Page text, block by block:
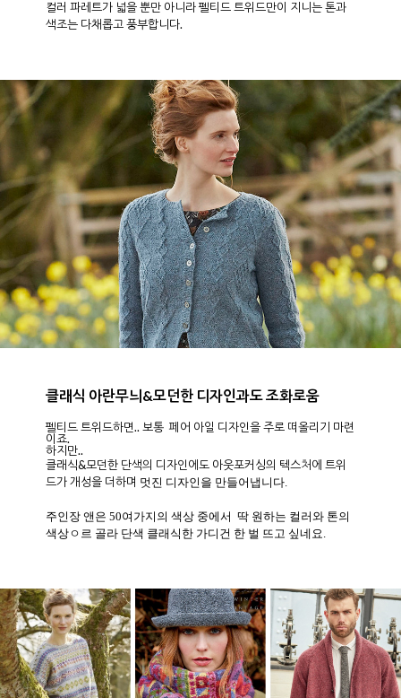
영국 전통의 트위드 헤리티지 + 펠팅 이펙트
경계가 모호하게 섞여지는 펠팅 이펙트의 바탕 색상에 영국
전통의 헤리티지 트위드 플레이크가 개성을 더합니다.